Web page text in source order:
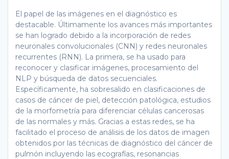
El papel de las imágenes en el diagnóstico es
destacable. Últimamente los avances más importantes
se han logrado debido a la incorporación de redes
neuronales convolucionales (CNN) y redes neuronales
recurrentes (RNN). La primera, se ha usado para
reconocer y clasificar imágenes, procesamiento del
NLP y búsqueda de datos secuenciales.
Específicamente, ha sobresalido en clasificaciones de
casos de cáncer de piel, detección patológica, estudios
de la morfometría para diferenciar células cancerosas
de las normales y más. Gracias a estas redes, se ha
facilitado el proceso de análisis de los datos de imagen
obtenidos por las técnicas de diagnóstico del cáncer de
pulmón incluyendo las ecografías, resonancias